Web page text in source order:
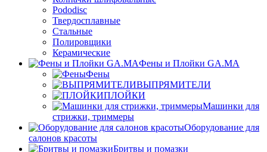
Pododisc
Твердосплавные
Стальные
Полировщики
Керамические
Фены и Плойки GA.MA
Фены
ВЫПРЯМИТЕЛИ
ПЛОЙКИ
Машинки для
стрижки, триммеры
Оборудование для
салонов красоты
Бритвы и помазки